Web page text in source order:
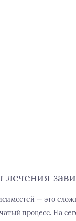
лечения
— это
процесс. На